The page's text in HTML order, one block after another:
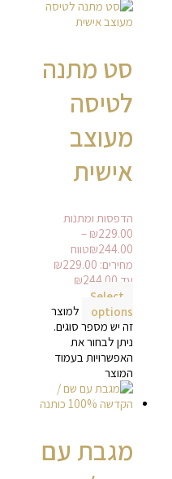
סט מתנה
לטיסה
מעוצב
אישית
הדפסות ומתנות
₪229.00
–
₪244.00
טווח
עד ⁦₪244.00⁩
Select
options
למוצר
זה יש מספר סוגים.
ניתן לבחור את
האפשרויות בעמוד
המוצר
מגבת עם